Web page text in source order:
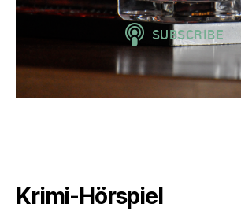
Krimi-Hörspiel